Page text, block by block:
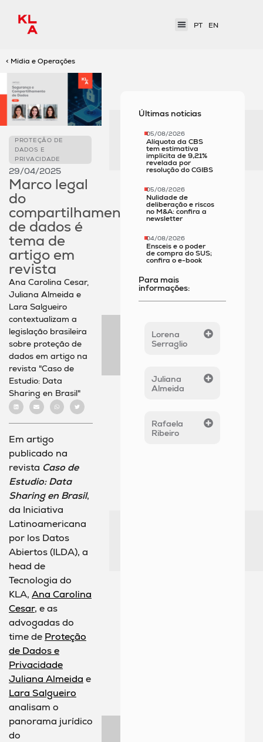
PT EN
< Mídia e Operações
PROTEÇÃO DE
DADOS E
PRIVACIDADE
29/04/2025
Marco legal
do
compartilhamento
de dados é
tema de
artigo em
revista
Ana Carolina Cesar,
Juliana Almeida e
Lara Salgueiro
contextualizam a
legislação brasileira
sobre proteção de
dados em artigo na
revista "Caso de
Estudio: Data
Sharing en Brasil"
Em artigo
publicado na
revista Caso de
Estudio: Data
Sharing en Brasil,
da Iniciativa
Latinoamericana
por los Datos
Abiertos (ILDA), a
head de
Tecnologia do
KLA, Ana Carolina
Cesar, e as
advogadas do
time de Proteção
de Dados e
Privacidade
Juliana Almeida e
Lara Salgueiro
analisam o
panorama jurídico
do
Últimas notícias
05/08/2026
Alíquota da CBS
tem estimativa
implícita de 9,21%
revelada por
resolução do CGIBS
05/08/2026
Nulidade de
deliberação e riscos
no M&A: confira a
newsletter
04/08/2026
Ensceis e o poder
de compra do SUS;
confira o e-book
Para mais
informações:
Lorena
Serraglio
Juliana
Almeida
Rafaela
Ribeiro